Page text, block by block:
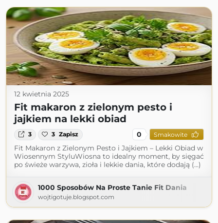
12 kwietnia 2025
Fit makaron z zielonym pesto i
jajkiem na lekki obiad
3 3 Zapisz 0 Smakowite
Fit Makaron z Zielonym Pesto i Jajkiem – Lekki Obiad w
Wiosennym StyluWiosna to idealny moment, by sięgać
po świeże warzywa, zioła i lekkie dania, które dodają (...)
1000 Sposobów Na Proste Tanie Fit Dania
wojtigotuje.blogspot.com